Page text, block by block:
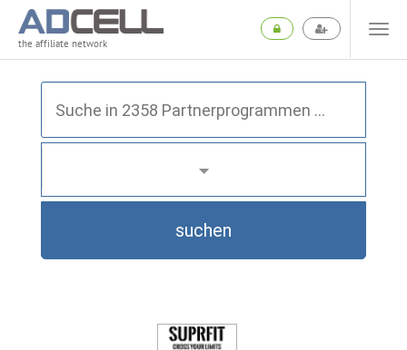
the affiliate network
suchen